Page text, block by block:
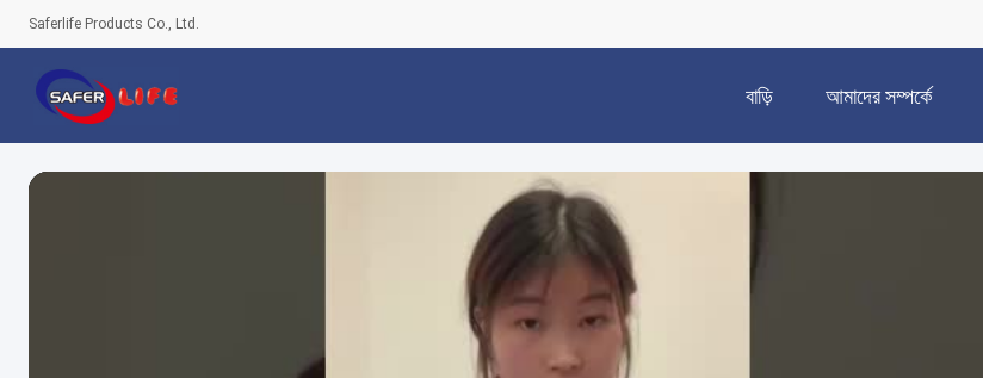
Saferlife Products Co., Ltd.
বাড়ি আমাদের সম্পর্কে